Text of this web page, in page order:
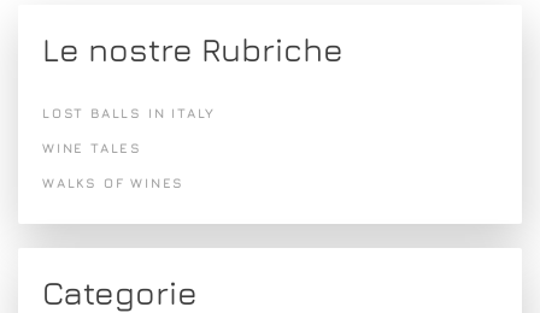
Le nostre Rubriche
LOST BALLS IN ITALY
WINE TALES
WALKS OF WINES
Categorie